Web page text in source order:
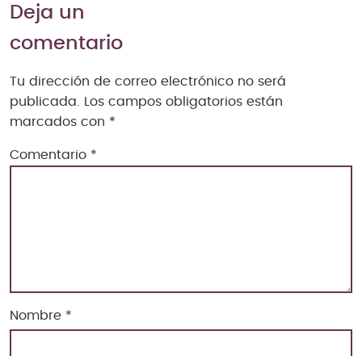
Deja un
comentario
Tu dirección de correo electrónico no será
publicada. Los campos obligatorios están
marcados con *
Comentario *
Nombre *